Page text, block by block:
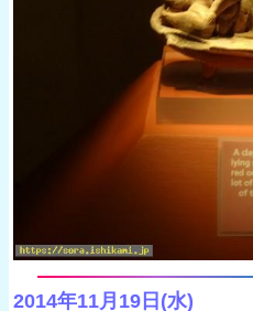
2014年11月19日(水)